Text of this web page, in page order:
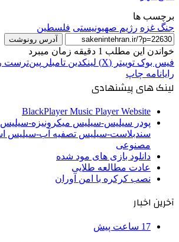
برچسب ها
جنگ غزه رژیم صهیونیستی فلسطین
آدرس رونوشت
خواندن این مطلب 1 دقیقه زمان میبرد
فیس بوک توییتر (X) لینکدین ‫تامبلر ‫پین‌ترست
رایانامه چاپ
لینک های پیشنهادی
BlackPlayer Music Player Website
پودر سیلیس-سیلیس میکرونیزه-
سندبلاست-سیلیس تصفیه آب-سیلیس
مصنوعی
دانلود بازی های مود شده
عادت مطالعه طلایی
نصب کرکره با امن آوران
آخرین اخبار
17 ساعت پیش